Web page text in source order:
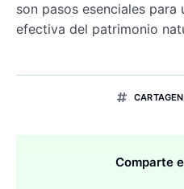
son pasos esenciales
efectiva del patrimonio
Comparte